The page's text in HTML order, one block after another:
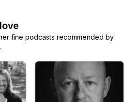
fine podcasts recommended by